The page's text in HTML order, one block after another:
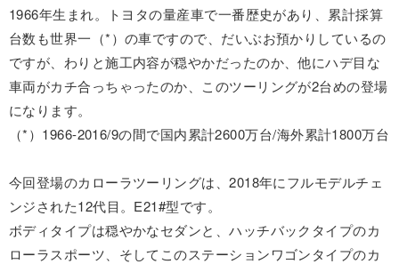
1966年生まれ。トヨタの量産車で一番歴史があり、累計採算
台数も世界一（*）の車ですので、だいぶお預かりしているの
ですが、わりと施工内容が穏やかだったのか、他にハデ目な
車両がカチ合っちゃったのか、このツーリングが2台めの登場
になります。
（*）1966-2016/9の間で国内累計2600万台/海外累計1800万台
今回登場のカローラツーリングは、2018年にフルモデルチェ
ンジされた12代目。E21#型です。
ボディタイプは穏やかなセダンと、ハッチバックタイプのカ
ローラスポーツ、そしてこのステーションワゴンタイプのカ